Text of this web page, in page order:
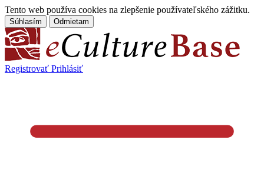
Tento web používa cookies na zlepšenie používateľského zážitku.
Súhlasím Odmietam
Registrovať Prihlásiť